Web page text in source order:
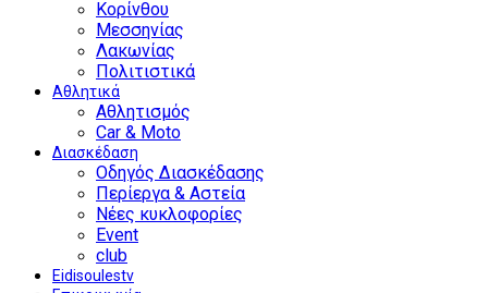
Κορίνθου
Μεσσηνίας
Λακωνίας
Πολιτιστικά
Αθλητικά
Αθλητισμός
Car & Moto
Διασκέδαση
Οδηγός Διασκέδασης
Περίεργα & Αστεία
Νέες κυκλοφορίες
Event
club
Eidisoulestv